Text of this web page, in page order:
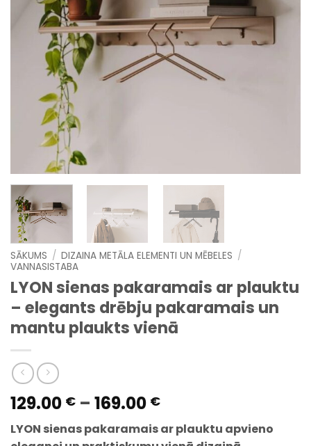
SĀKUMS / DIZAINA METĀLA ELEMENTI UN MĒBELES /
VANNASISTABA
LYON sienas pakaramais ar plauktu
– elegants drēbju pakaramais un
mantu plaukts vienā
129.00 € – 169.00 €Price
range:
129.00 €
LYON sienas pakaramais ar plauktu apvieno